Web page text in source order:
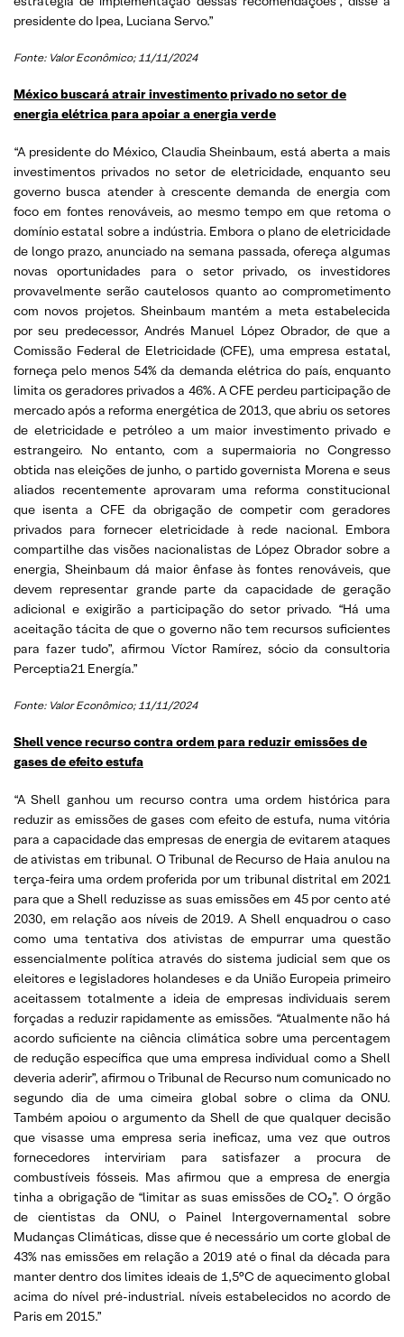
presidente do Ipea, Luciana Servo.”
Fonte: Valor Econômico; 11/11/2024
México buscará atrair investimento privado no setor de
energia elétrica para apoiar a energia verde
“A presidente do México, Claudia Sheinbaum, está aberta a mais
investimentos privados no setor de eletricidade, enquanto seu
governo busca atender à crescente demanda de energia com
foco em fontes renováveis, ao mesmo tempo em que retoma o
domínio estatal sobre a indústria. Embora o plano de eletricidade
de longo prazo, anunciado na semana passada, ofereça algumas
novas oportunidades para o setor privado, os investidores
provavelmente serão cautelosos quanto ao comprometimento
com novos projetos. Sheinbaum mantém a meta estabelecida
por seu predecessor, Andrés Manuel López Obrador, de que a
Comissão Federal de Eletricidade (CFE), uma empresa estatal,
forneça pelo menos 54% da demanda elétrica do país, enquanto
limita os geradores privados a 46%. A CFE perdeu participação de
mercado após a reforma energética de 2013, que abriu os setores
de eletricidade e petróleo a um maior investimento privado e
estrangeiro. No entanto, com a supermaioria no Congresso
obtida nas eleições de junho, o partido governista Morena e seus
aliados recentemente aprovaram uma reforma constitucional
que isenta a CFE da obrigação de competir com geradores
privados para fornecer eletricidade à rede nacional. Embora
compartilhe das visões nacionalistas de López Obrador sobre a
energia, Sheinbaum dá maior ênfase às fontes renováveis, que
devem representar grande parte da capacidade de geração
adicional e exigirão a participação do setor privado. “Há uma
aceitação tácita de que o governo não tem recursos suficientes
para fazer tudo”, afirmou Víctor Ramírez, sócio da consultoria
Perceptia21 Energía.”
Fonte: Valor Econômico; 11/11/2024
Shell vence recurso contra ordem para reduzir emissões de
gases de efeito estufa
“A Shell ganhou um recurso contra uma ordem histórica para
reduzir as emissões de gases com efeito de estufa, numa vitória
para a capacidade das empresas de energia de evitarem ataques
de ativistas em tribunal. O Tribunal de Recurso de Haia anulou na
terça-feira uma ordem proferida por um tribunal distrital em 2021
para que a Shell reduzisse as suas emissões em 45 por cento até
2030, em relação aos níveis de 2019. A Shell enquadrou o caso
como uma tentativa dos ativistas de empurrar uma questão
essencialmente política através do sistema judicial sem que os
eleitores e legisladores holandeses e da União Europeia primeiro
aceitassem totalmente a ideia de empresas individuais serem
forçadas a reduzir rapidamente as emissões. “Atualmente não há
acordo suficiente na ciência climática sobre uma percentagem
de redução específica que uma empresa individual como a Shell
deveria aderir”, afirmou o Tribunal de Recurso num comunicado no
segundo dia de uma cimeira global sobre o clima da ONU.
Também apoiou o argumento da Shell de que qualquer decisão
que visasse uma empresa seria ineficaz, uma vez que outros
fornecedores interviriam para satisfazer a procura de
combustíveis fósseis. Mas afirmou que a empresa de energia
tinha a obrigação de “limitar as suas emissões de CO₂”. O órgão
de cientistas da ONU, o Painel Intergovernamental sobre
Mudanças Climáticas, disse que é necessário um corte global de
43% nas emissões em relação a 2019 até o final da década para
manter dentro dos limites ideais de 1,5°C de aquecimento global
acima do nível pré-industrial. níveis estabelecidos no acordo de
Paris em 2015.”